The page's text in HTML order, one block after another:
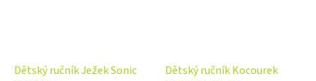
Dětský ručník Ježek Sonic
Dětský ručník Kocourek